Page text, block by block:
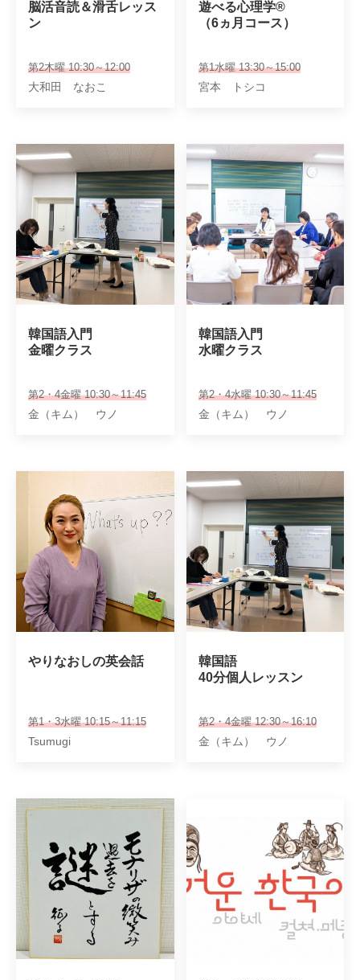
脳活音読＆滑舌レッス
ン
第2木曜 10:30～12:00
大和田 なおこ
遊べる心理学®
（6ヵ月コース）
第1水曜 13:30～15:00
宮本 トシコ
韓国語入門
金曜クラス
第2・4金曜 10:30～11:45
金（キム） ウノ
韓国語入門
水曜クラス
第2・4水曜 10:30～11:45
金（キム） ウノ
やりなおしの英会話
第1・3水曜 10:15～11:15
Tsumugi
韓国語
40分個人レッスン
第2・4金曜 12:30～16:10
金（キム） ウノ